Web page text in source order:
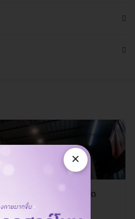
Pet Hospital) สาขาลาด
×